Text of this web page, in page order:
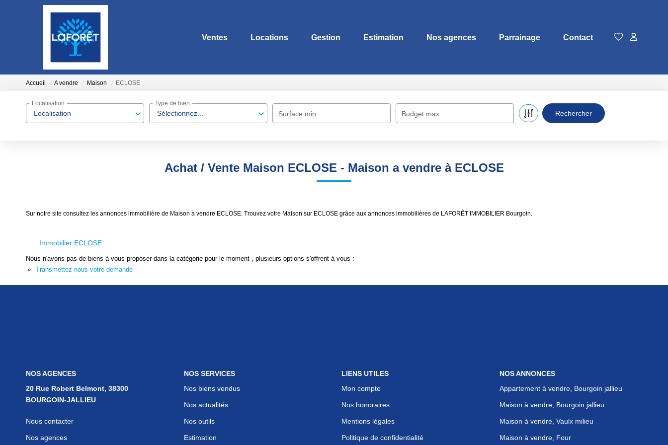
Ventes Locations Gestion Estimation Nos agences Parrainage Contact
Accueil A vendre Maison ECLOSE
Localisation
Localisation
Sélectionnez...
Type de bien
Surface min Budget max
Achat / Vente Maison ECLOSE - Maison a vendre à ECLOSE
Sur notre site consultez les annonces immobilière de Maison à vendre ECLOSE. Trouvez votre Maison sur ECLOSE grâce aux annonces immobilières de LAFORÊT IMMOBILIER Bourgoin.
Immobilier ECLOSE
Nous n'avons pas de biens à vous proposer dans la catégorie pour le moment , plusieurs options s'offrent à vous :
Transmettez-nous votre demande
NOS AGENCES
20 Rue Robert Belmont, 38300
BOURGOIN-JALLIEU
Nous contacter
Nos agences
NOS SERVICES
Nos biens vendus
Nos actualités
Nos outils
Estimation
LIENS UTILES
Mon compte
Nos honoraires
Mentions légales
Politique de confidentialité
NOS ANNONCES
Appartement à vendre, Bourgoin jallieu
Maison à vendre, Bourgoin jallieu
Maison à vendre, Vaulx milieu
Maison à vendre, Four